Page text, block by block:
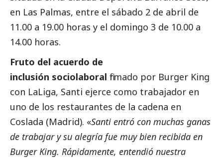
en Las Palmas, entre el sábado 2 de abril de
11.00 a 19.00 horas y el domingo 3 de 10.00 a
14.00 horas.
Fruto del acuerdo de
inclusión sociolaboral firmado por Burger King
con LaLiga, Santi ejerce como trabajador en
uno de los restaurantes de la cadena en
Coslada (Madrid). «Santi entró con muchas ganas
de trabajar y su alegría fue muy bien recibida en
Burger King. Rápidamente, entendió nuestra